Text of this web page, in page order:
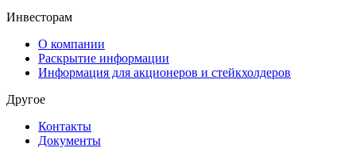
Инвесторам
О компании
Раскрытие информации
Информация для акционеров и стейкхолдеров
Другое
Контакты
Документы